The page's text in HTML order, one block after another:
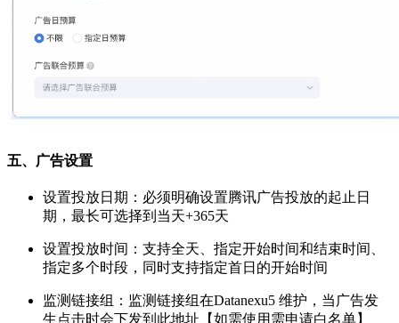
五、广告设置
设置投放日期：必须明确设置腾讯广告投放的起止日
期，最长可选择到当天+365天
设置投放时间：支持全天、指定开始时间和结束时间、
指定多个时段，同时支持指定首日的开始时间
监测链接组：监测链接组在Datanexu5 维护，当广告发
生点击时会下发到此地址【如需使用需申请白名单】